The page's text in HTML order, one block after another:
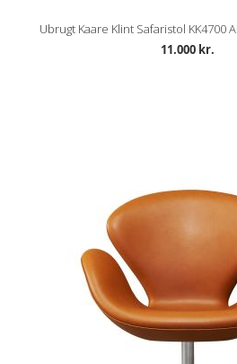
Ubrugt Kaare Klint Safaristol KK4700
11.000 kr.